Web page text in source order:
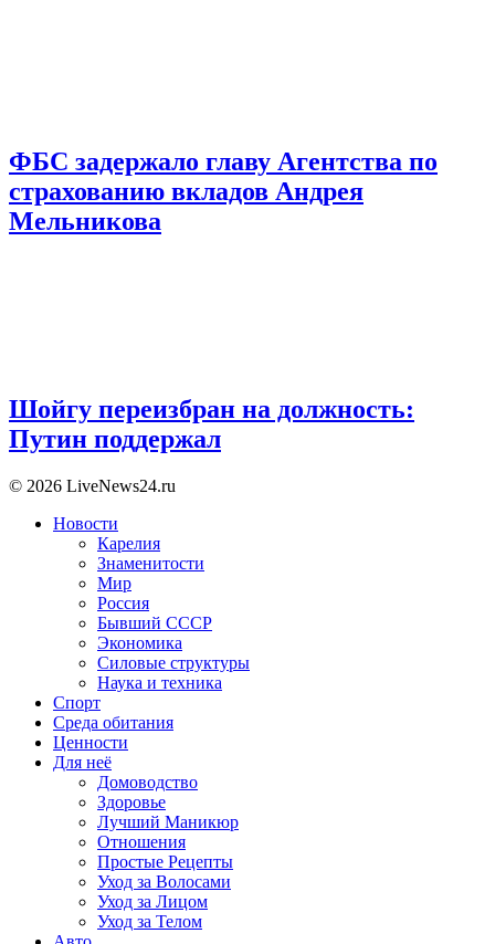
ФБС задержало главу Агентства по
страхованию вкладов Андрея
Мельникова
Шойгу переизбран на должность:
Путин поддержал
© 2026 LiveNews24.ru
Новости
Карелия
Знаменитости
Мир
Россия
Бывший СССР
Экономика
Силовые структуры
Наука и техника
Спорт
Среда обитания
Ценности
Для неё
Домоводство
Здоровье
Лучший Маникюр
Отношения
Простые Рецепты
Уход за Волосами
Уход за Лицом
Уход за Телом